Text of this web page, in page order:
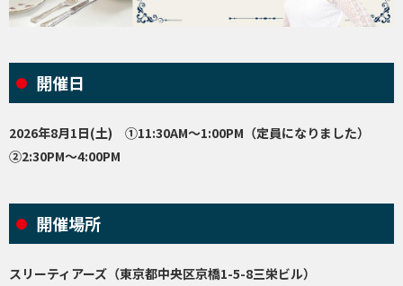
開催日
2026年8月1日(土) ①11:30AM～1:00PM（定員になりました）
②2:30PM～4:00PM
開催場所
スリーティアーズ（東京都中央区京橋1-5-8三栄ビル）